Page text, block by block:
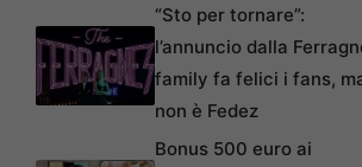
“Sto per tornare”:
l’annuncio dalla
family fa felici i fans,
non è Fedez
Bonus 500 euro ai